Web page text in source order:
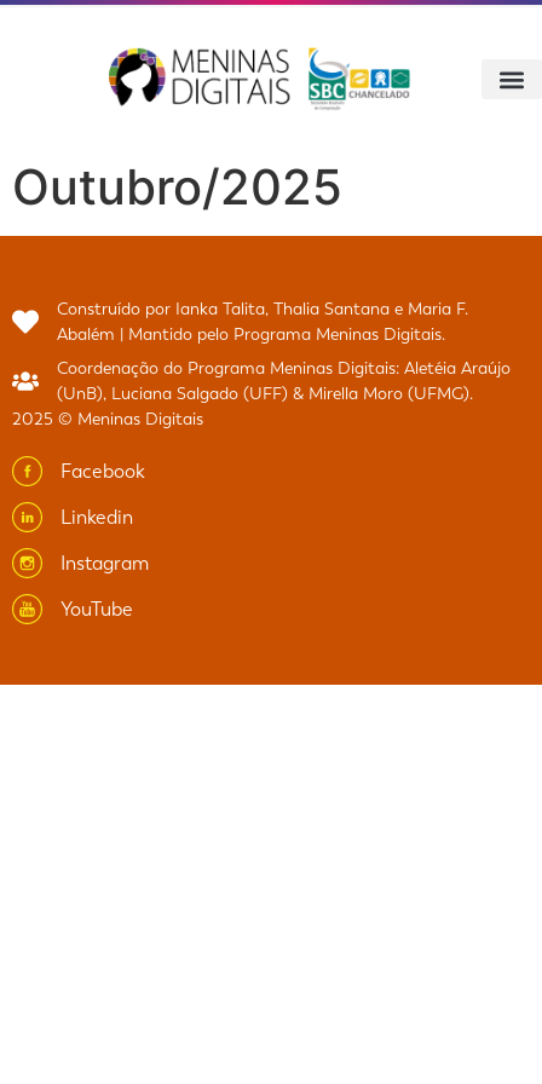
Outubro/2025
Construído por Ianka Talita, Thalia Santana e Maria F.
Abalém | Mantido pelo Programa Meninas Digitais.
Coordenação do Programa Meninas Digitais: Aletéia Araújo
(UnB), Luciana Salgado (UFF) & Mirella Moro (UFMG).
2025 © Meninas Digitais
Facebook
Linkedin
Instagram
YouTube